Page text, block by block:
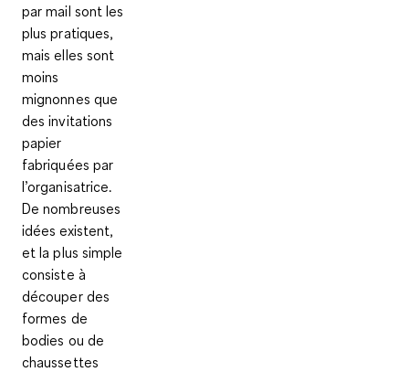
par mail sont les
plus pratiques,
mais elles sont
moins
mignonnes que
des invitations
papier
fabriquées par
l’organisatrice.
De nombreuses
idées existent,
et la plus simple
consiste à
découper des
formes de
bodies ou de
chaussettes